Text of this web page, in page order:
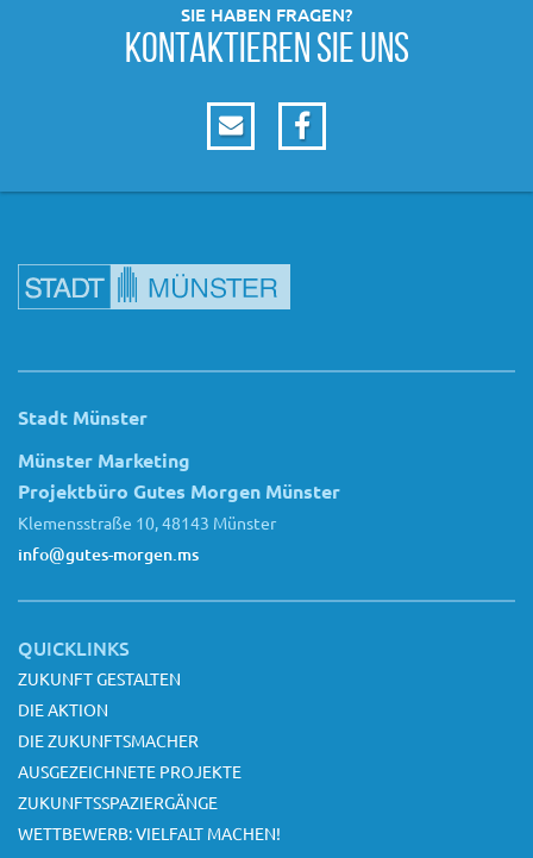
SIE HABEN FRAGEN?
KONTAKTIEREN SIE UNS
Stadt Münster
Münster Marketing
Projektbüro Gutes Morgen Münster
Klemensstraße 10, 48143 Münster
info@gutes-morgen.ms
QUICKLINKS
ZUKUNFT GESTALTEN
DIE AKTION
DIE ZUKUNFTSMACHER
AUSGEZEICHNETE PROJEKTE
ZUKUNFTSSPAZIERGÄNGE
WETTBEWERB: VIELFALT MACHEN!